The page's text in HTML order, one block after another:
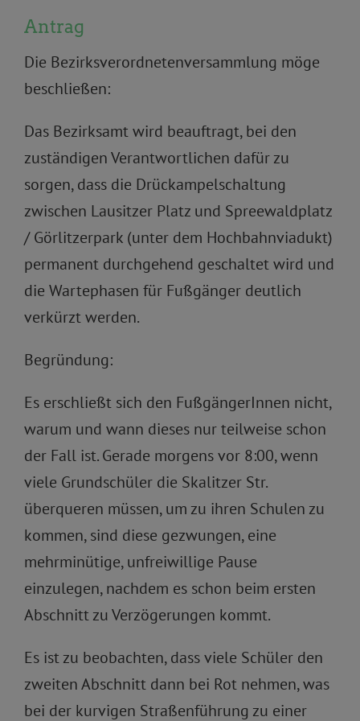
Antrag
Die Bezirksverordnetenversammlung möge
beschließen:
Das Bezirksamt wird beauftragt, bei den
zuständigen Verantwortlichen dafür zu
sorgen, dass die Drückampelschaltung
zwischen Lausitzer Platz und Spreewaldplatz
/ Görlitzerpark (unter dem Hochbahnviadukt)
permanent durchgehend geschaltet wird und
die Wartephasen für Fußgänger deutlich
verkürzt werden.
Begründung:
Es erschließt sich den FußgängerInnen nicht,
warum und wann dieses nur teilweise schon
der Fall ist. Gerade morgens vor 8:00, wenn
viele Grundschüler die Skalitzer Str.
überqueren müssen, um zu ihren Schulen zu
kommen, sind diese gezwungen, eine
mehrminütige, unfreiwillige Pause
einzulegen, nachdem es schon beim ersten
Abschnitt zu Verzögerungen kommt.
Es ist zu beobachten, dass viele Schüler den
zweiten Abschnitt dann bei Rot nehmen, was
bei der kurvigen Straßenführung zu einer